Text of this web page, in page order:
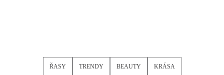
ŘASY TRENDY BEAUTY KRÁSA